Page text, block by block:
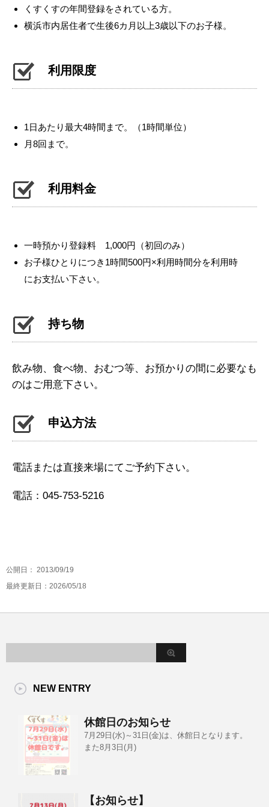
くすくすの年間登録をされている方。
横浜市内居住者で生後6カ月以上3歳以下のお子様。
利用限度
1日あたり最大4時間まで。（1時間単位）
月8回まで。
利用料金
一時預かり登録料 1,000円（初回のみ）
お子様ひとりにつき1時間500円×利用時間分を利用時
にお支払い下さい。
持ち物
飲み物、食べ物、おむつ等、お預かりの間に必要なも
のはご用意下さい。
申込方法
電話または直接来場にてご予約下さい。
電話：045-753-5216
公開日： 2013/09/19
最終更新日：2026/05/18
NEW ENTRY
休館日のお知らせ
7月29日(水)～31日(金)は、休館日となります。
また8月3日(月)
【お知らせ】